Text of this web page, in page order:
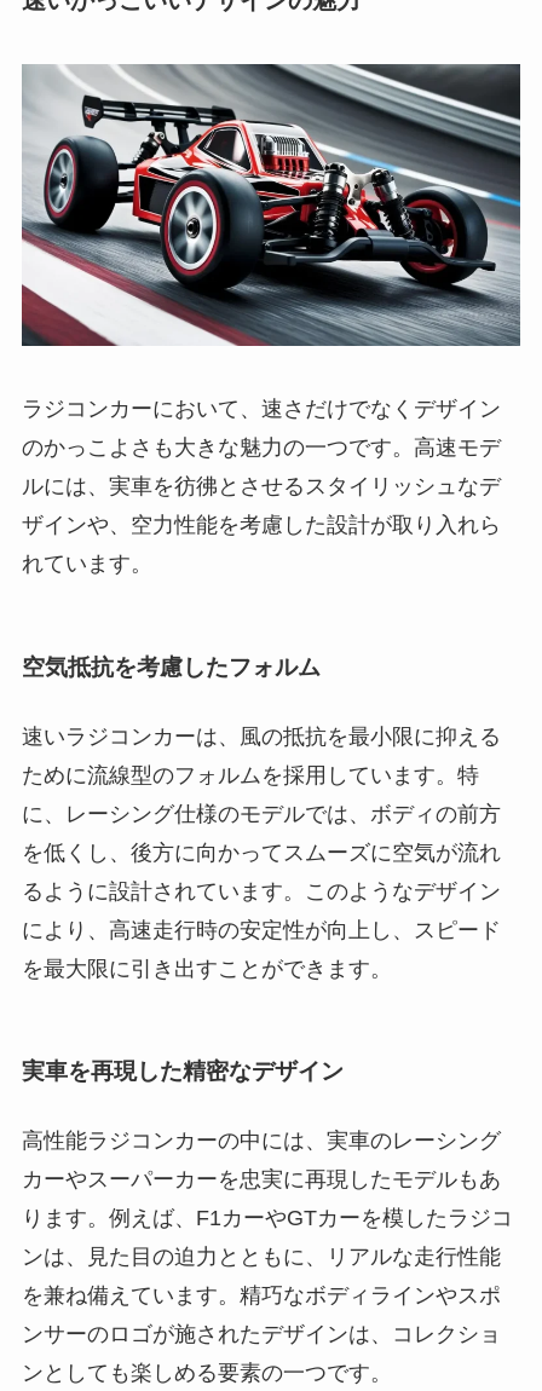
ラジコンカーにおいて、速さだけでなくデザイン
のかっこよさも大きな魅力の一つです。高速モデ
ルには、実車を彷彿とさせるスタイリッシュなデ
ザインや、空力性能を考慮した設計が取り入れら
れています。
空気抵抗を考慮したフォルム
速いラジコンカーは、風の抵抗を最小限に抑える
ために流線型のフォルムを採用しています。特
に、レーシング仕様のモデルでは、ボディの前方
を低くし、後方に向かってスムーズに空気が流れ
るように設計されています。このようなデザイン
により、高速走行時の安定性が向上し、スピード
を最大限に引き出すことができます。
実車を再現した精密なデザイン
高性能ラジコンカーの中には、実車のレーシング
カーやスーパーカーを忠実に再現したモデルもあ
ります。例えば、F1カーやGTカーを模したラジコ
ンは、見た目の迫力とともに、リアルな走行性能
を兼ね備えています。精巧なボディラインやスポ
ンサーのロゴが施されたデザインは、コレクショ
ンとしても楽しめる要素の一つです。